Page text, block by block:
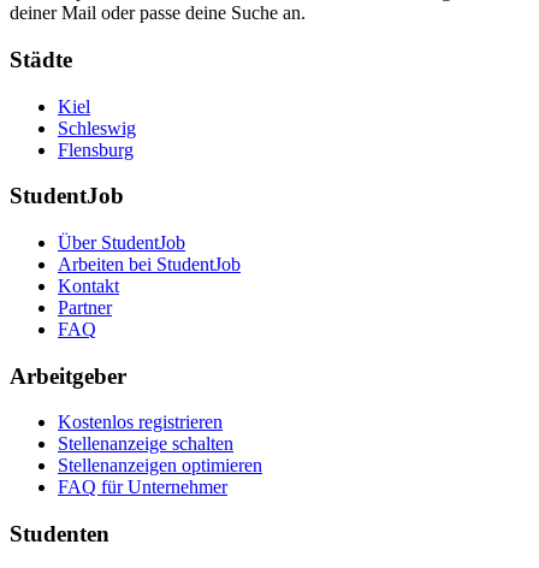
deiner Mail oder passe deine Suche an.
Städte
Kiel
Schleswig
Flensburg
StudentJob
Über StudentJob
Arbeiten bei StudentJob
Kontakt
Partner
FAQ
Arbeitgeber
Kostenlos registrieren
Stellenanzeige schalten
Stellenanzeigen optimieren
FAQ für Unternehmer
Studenten